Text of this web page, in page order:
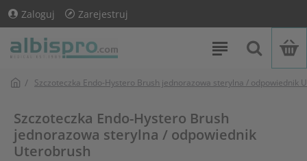
Zaloguj Zarejestruj
Szczoteczka Endo-Hystero Brush jednorazowa sterylna / odpowiednik
Szczoteczka Endo-Hystero Brush
jednorazowa sterylna / odpowiednik
Uterobrush